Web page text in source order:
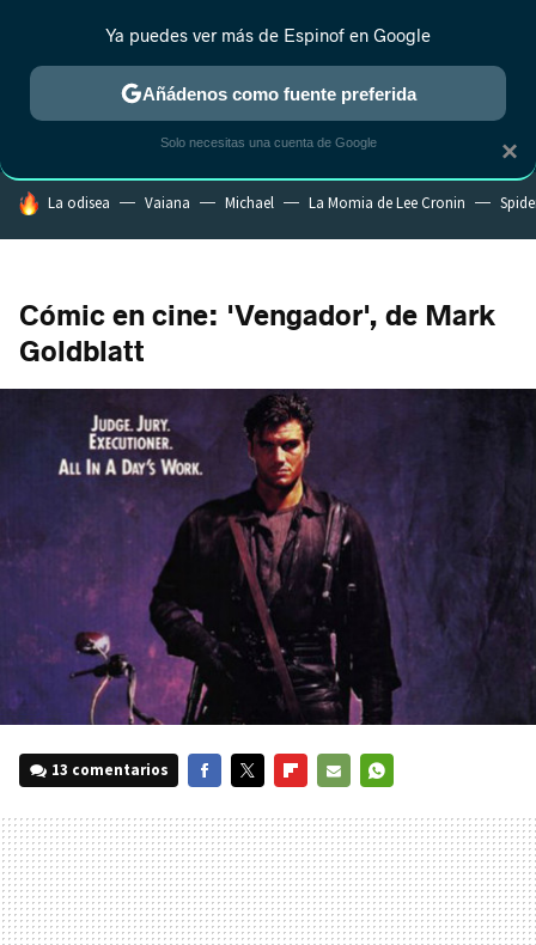
ESTRENOS REALITY ANIME RANKINGS CINE
HOY SE HABLA DE
La odisea Vaiana Michael La Momia de Lee Cronin
Cómic en cine: 'Vengador', de Mark
Goldblatt
13 comentarios
MAIL
×
Ya puedes ver más de Espinof en Google
Añádenos como fuente preferida
Solo necesitas una cuenta de Google